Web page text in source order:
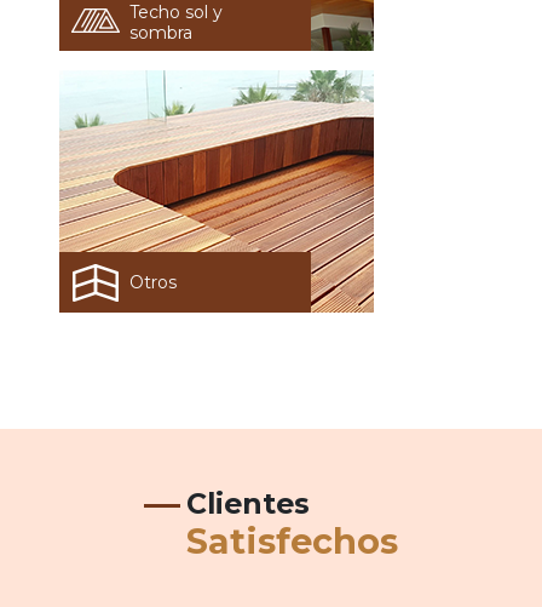
Techo sol y
sombra
Otros
Clientes
Satisfechos